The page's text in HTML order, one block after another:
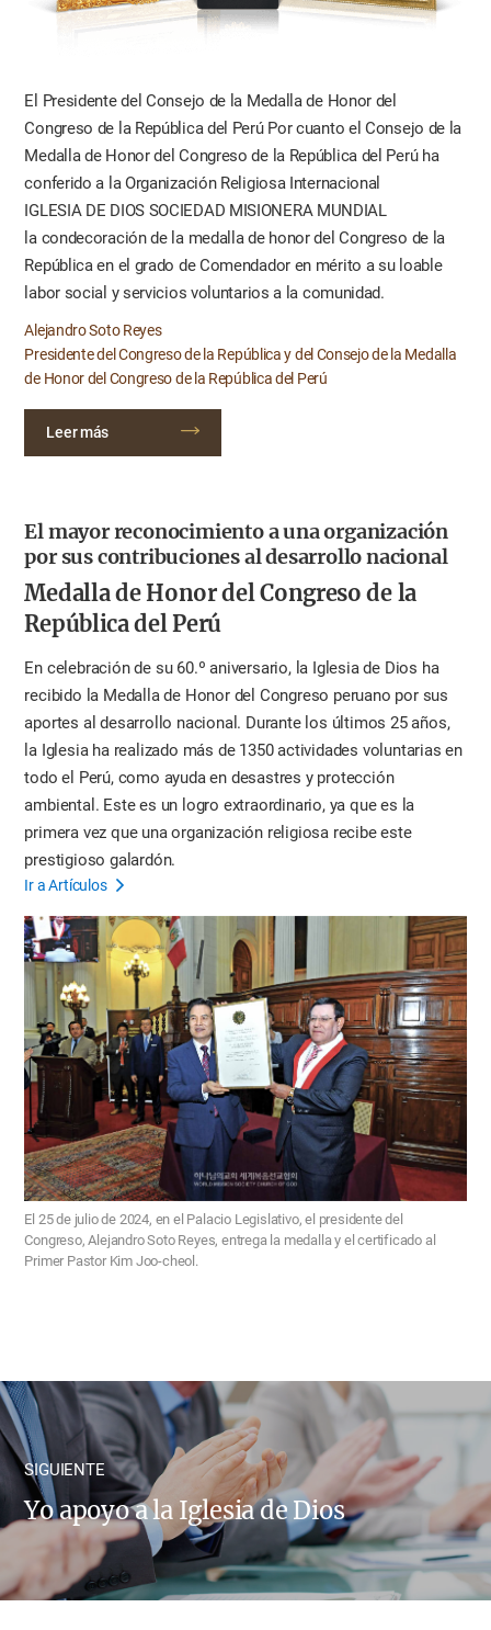
El Presidente del Consejo de la Medalla de Honor del
Congreso de la República del Perú Por cuanto el Consejo de la
Medalla de Honor del Congreso de la República del Perú ha
conferido a la Organización Religiosa Internacional
IGLESIA DE DIOS SOCIEDAD MISIONERA MUNDIAL
la condecoración de la medalla de honor del Congreso de la
República en el grado de Comendador en mérito a su loable
labor social y servicios voluntarios a la comunidad.
Alejandro Soto Reyes
Presidente del Congreso de la República y del Consejo de la Medalla
de Honor del Congreso de la República del Perú
Leer más
El mayor reconocimiento a una organización
por sus contribuciones al desarrollo nacional
Medalla de Honor del Congreso de la
República del Perú
En celebración de su 60.º aniversario, la Iglesia de Dios ha
recibido la Medalla de Honor del Congreso peruano por sus
aportes al desarrollo nacional. Durante los últimos 25 años,
la Iglesia ha realizado más de 1350 actividades voluntarias en
todo el Perú, como ayuda en desastres y protección
ambiental. Este es un logro extraordinario, ya que es la
primera vez que una organización religiosa recibe este
prestigioso galardón.
Ir a Artículos
El 25 de julio de 2024, en el Palacio Legislativo, el presidente del
Congreso, Alejandro Soto Reyes, entrega la medalla y el certificado al
Primer Pastor Kim Joo-cheol.
SIGUIENTE
Yo apoyo a la Iglesia de Dios